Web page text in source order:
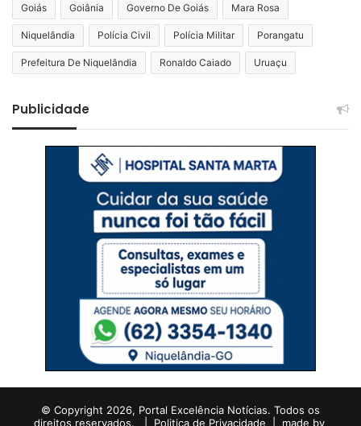
Goiás Goiânia Governo De Goiás Mara Rosa
Niquelândia Polícia Civil Polícia Militar Porangatu
Prefeitura De Niquelândia Ronaldo Caiado Uruaçu
Publicidade
© Copyright 2026, Portal Excelência Notícias. Todos os
direitos reservados. | Politica de Privacidade | made by